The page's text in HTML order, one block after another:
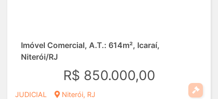
Imóvel Comercial, A.T.: 614m², Icaraí,
Niterói/RJ
R$ 850.000,00
JUDICIAL Niterói, RJ